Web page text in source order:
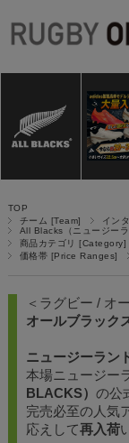
TOP
チーム [Team]
イン
All Blacks（ニュージーラ
商品カテゴリ [Category]
価格帯 [Price Ranges]
＜ラグビー / オ
オールブラック
ニュージーラン
本場ニュージー
BLACKS） の公
完売必至の人気
応えして再入荷